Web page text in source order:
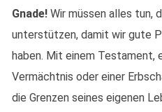
Gnade! Wir müssen alles tun,
unterstützen, damit wir gute
haben. Mit einem Testament,
Vermächtnis oder einer
die Grenzen seines eigenen